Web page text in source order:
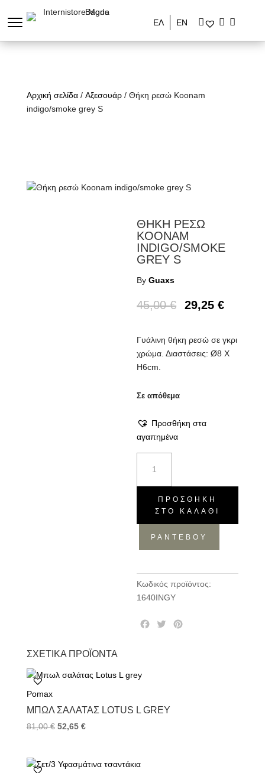
ΕΛ ΕΝ
Αρχική σελίδα/ Αξεσουάρ/ Θήκη ρεσώ Koonam
indigo/smoke grey S
ΘΗΚΗ ΡΕΣΩ
KOONAM
INDIGO/SMOKE
GREY S
ByGuaxs
45,00€ 29,25€
Γυάλινη θήκη ρεσώ σε γκρι
χρώμα. Διαστάσεις: Ø8 X
H6cm.
Σε απόθεμα
Προσθήκη στα
αγαπημένα
ρεσώ
Koonam
indigo/smoke
S
ποσότητα
ΠΡΟΣΘΉΚΗ
ΣΤΟ ΚΑΛΆΘΙ
ΡΑΝΤΕΒΟΥ
Κωδικός προϊόντος:
1640INGY
k
T
ΣΧΕΤΙΚΆ ΠΡΟΪΌΝΤΑ
Pomax
ΜΠΩΛ ΣΑΛΆΤΑΣ LOTUS L GREY
81,00€ 52,65 €